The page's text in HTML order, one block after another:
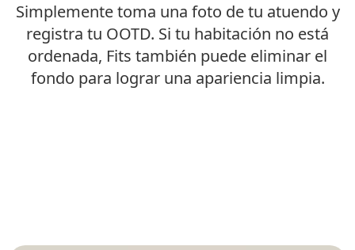
Simplemente toma una foto de tu atuendo y
registra tu OOTD. Si tu habitación no está
ordenada, Fits también puede eliminar el
fondo para lograr una apariencia limpia.